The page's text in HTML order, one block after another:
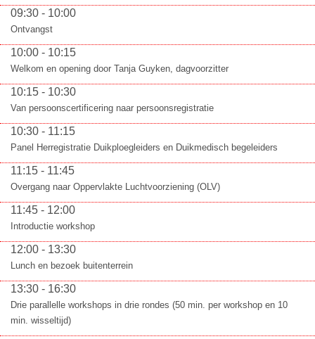
09:30 - 10:00
Ontvangst
10:00 - 10:15
Welkom en opening door Tanja Guyken, dagvoorzitter
10:15 - 10:30
Van persoonscertificering naar persoonsregistratie
10:30 - 11:15
Panel Herregistratie Duikploegleiders en Duikmedisch begeleiders
11:15 - 11:45
Overgang naar Oppervlakte Luchtvoorziening (OLV)
11:45 - 12:00
Introductie workshop
12:00 - 13:30
Lunch en bezoek buitenterrein
13:30 - 16:30
Drie parallelle workshops in drie rondes (50 min. per workshop en 10
min. wisseltijd)